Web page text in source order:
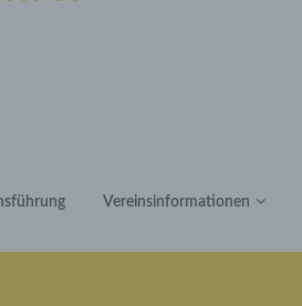
Vereinsinformationen